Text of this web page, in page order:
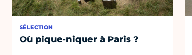
SÉLECTION
Où pique-niquer à Paris ?